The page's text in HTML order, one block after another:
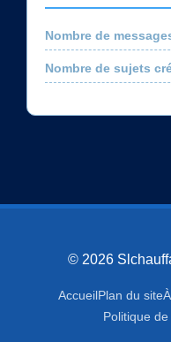
Nombre de
Nombre de sujets
© 2026
AccueilPlan du site
Politique